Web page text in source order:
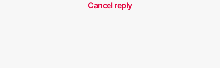
Cancel reply